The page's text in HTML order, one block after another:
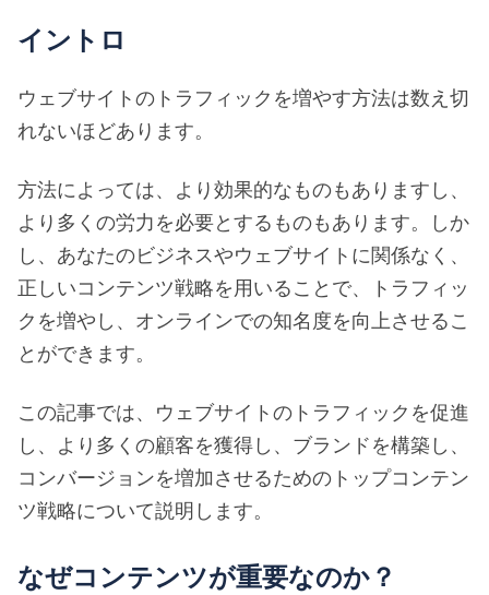
イントロ
ウェブサイトのトラフィックを増やす方法は数え切
れないほどあります。
方法によっては、より効果的なものもありますし、
より多くの労力を必要とするものもあります。しか
し、あなたのビジネスやウェブサイトに関係なく、
正しいコンテンツ戦略を用いることで、トラフィッ
クを増やし、オンラインでの知名度を向上させるこ
とができます。
この記事では、ウェブサイトのトラフィックを促進
し、より多くの顧客を獲得し、ブランドを構築し、
コンバージョンを増加させるためのトップコンテン
ツ戦略について説明します。
なぜコンテンツが重要なのか？